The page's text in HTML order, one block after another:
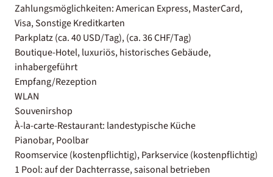
Zahlungsmöglichkeiten: American Express, MasterCard,
Visa, Sonstige Kreditkarten
Parkplatz (ca. 40 USD/Tag), (ca. 36 CHF/Tag)
Boutique-Hotel, luxuriös, historisches Gebäude,
inhabergeführt
Empfang/Rezeption
WLAN
Souvenirshop
À-la-carte-Restaurant: landestypische Küche
Pianobar, Poolbar
Roomservice (kostenpflichtig), Parkservice (kostenpflichtig)
1 Pool: auf der Dachterrasse, saisonal betrieben